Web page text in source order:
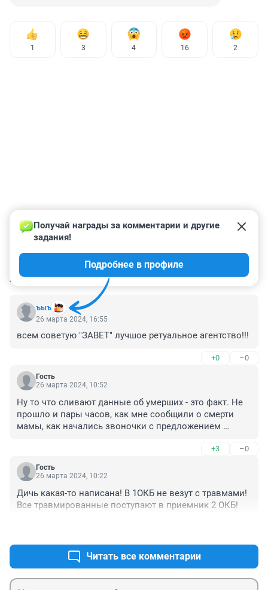
1 3 4 16 2
КОММЕНТАРИИ 23
ъыъ
Получай награды за комментарии и другие
задания!
Подробнее в профиле
26 марта 2024, 16:55
всем советую "ЗАВЕТ" лучшое ретуальное агентство!!!
+0 –0
Гость
26 марта 2024, 10:52
Ну то что сливают данные об умерших - это факт. Не
прошло и пары часов, как мне сообщили о смерти
мамы, как начались звоночки с предложением
навязчивых похоронщиков. Было это в начале
месяца. Человек умер в реанимации 2-й областной.
+3 –0
Гость
26 марта 2024, 10:22
Дичь какая-то написана! В 1ОКБ не везут с травмами!
Все травмированные поступают в приемник 2 ОКБ!
Читать все комментарии